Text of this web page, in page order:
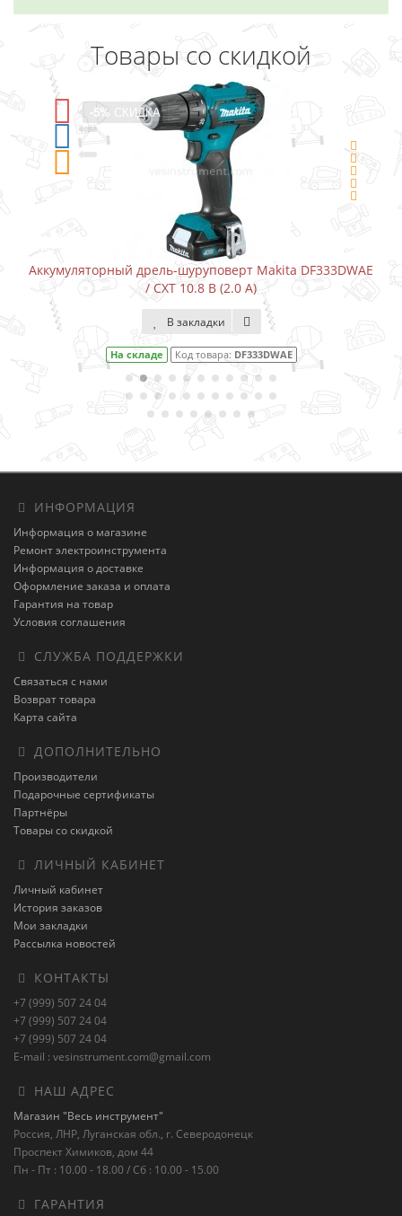
Товары со скидкой
Makita DF333DWAE
А)
DF333DWAE
-5%
Аккумуляторный шуруповерт-
В закладки
На складе
ИНФОРМАЦИЯ
Информация о магазине
Ремонт электроинструмента
Информация о доставке
Оформление заказа и оплата
Гарантия на товар
Условия соглашения
СЛУЖБА ПОДДЕРЖКИ
Связаться с нами
Возврат товара
Карта сайта
ДОПОЛНИТЕЛЬНО
Производители
Подарочные сертификаты
Партнёры
Товары со скидкой
ЛИЧНЫЙ КАБИНЕТ
Личный кабинет
История заказов
Мои закладки
Рассылка новостей
КОНТАКТЫ
+7 (999) 507 24 04
+7 (999) 507 24 04
+7 (999) 507 24 04
E-mail : vesinstrument.com@gmail.com
НАШ АДРЕС
Магазин "Весь инструмент"
Россия, ЛНР, Луганская обл., г. Северодонецк
Проспект Химиков, дом 44
Пн - Пт : 10.00 - 18.00 / Сб : 10.00 - 15.00
ГАРАНТИЯ